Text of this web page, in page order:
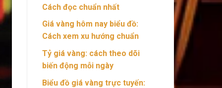
Cách đọc chuẩn nhất
Giá vàng hôm nay biểu đồ:
Cách xem xu hướng chuẩn
Tỷ giá vàng: cách theo dõi
biến động mỗi ngày
Biểu đồ giá vàng trực tuyến: